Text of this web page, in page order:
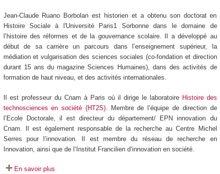
Jean-Claude Ruano Borbolan est historien et a obtenu son doctorat en
Histoire Sociale à l'Université Paris1 Sorbonne dans le domaine de
l’histoire des réformes et de la gouvernance scolaire. Il a développé au
début de sa carrière un parcours dans l’enseignement supérieur, la
médiation et vulgarisation des sciences sociales (co-fondation et direction
durant 15 ans du magazine Sciences Humaines), dans des activités de
formation de haut niveau, et des activités internationales.
Il est professeur du Cnam à Paris où il dirige le laboratoire Histoire des
technosciences en société (HT2S). Membre de l’équipe de direction de
l’Ecole Doctorale, il est directeur du département/ EPN innovation du
Cnam. Il est également responsable de la recherche au Centre Michel
Serres pour l’innovation. Il est membre du réseau de recherche en
Innovation, ainsi que de l’Institut Francilien d’innovation en société.
En savoir plus